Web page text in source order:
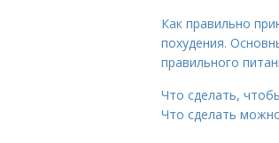
Как правильно
похудения.
правильного
Что сделать,
Что сделать